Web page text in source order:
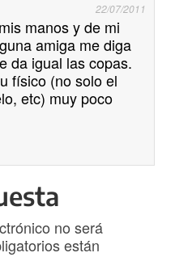
22/07/2011
manos y de mi
amiga me diga
da igual las copas.
físico (no solo el
etc) muy poco
no será
están